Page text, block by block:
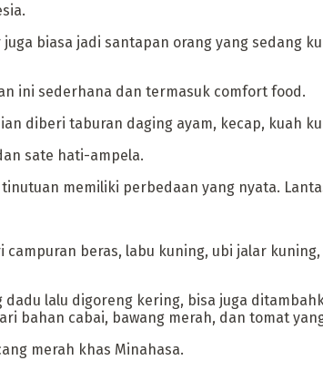
biasa jadi santapan orang yang sedang
ini sederhana dan termasuk comfort food.
diberi taburan daging ayam, kecap, kuah
sate hati-ampela.
memiliki perbedaan yang nyata.
beras, labu kuning, ubi jalar
lalu digoreng kering, bisa juga
bahan cabai, bawang merah, dan tomat
merah khas Minahasa.